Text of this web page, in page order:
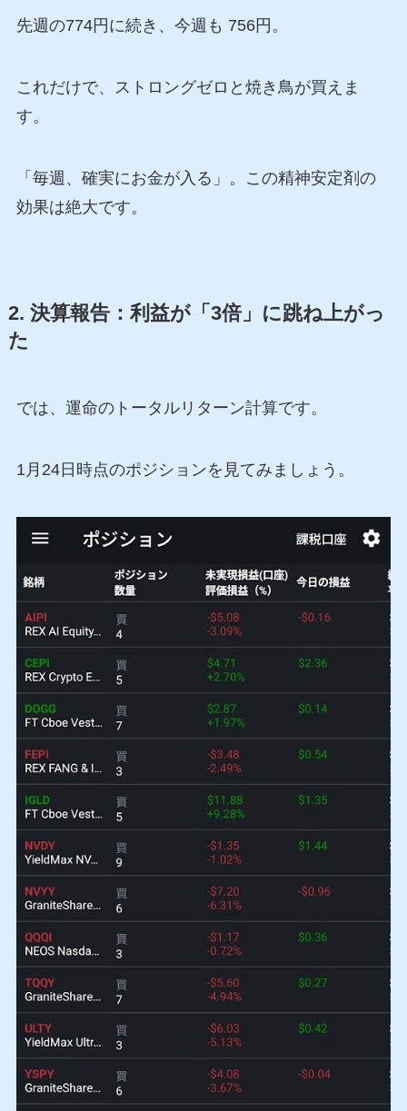
先週の774円に続き、今週も 756円。
これだけで、ストロングゼロと焼き鳥が買えま
す。
「毎週、確実にお金が入る」。この精神安定剤の
効果は絶大です。
2. 決算報告：利益が「3倍」に跳ね上がっ
た
では、運命のトータルリターン計算です。
1月24日時点のポジションを見てみましょう。